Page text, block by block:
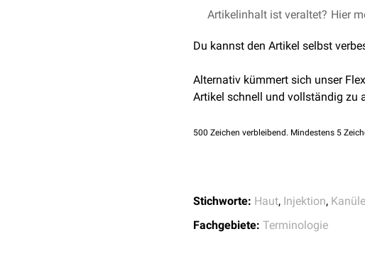
Artikelinhalt ist veraltet? Hier
Du kannst den Artikel selbst
Alternativ kümmert sich unser
Artikel schnell und vollständig zu
500 Zeichen verbleibend. Mindestens 5
Stichworte: Haut, Injektion, Kanüle
Fachgebiete: Terminologie